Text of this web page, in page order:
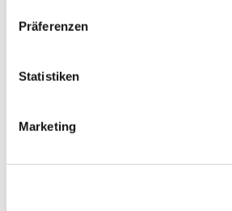
Präferenzen
Statistiken
Marketing